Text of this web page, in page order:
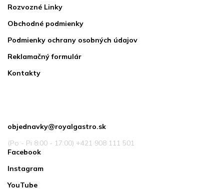
Rozvozné Linky
Obchodné podmienky
Podmienky ochrany osobných údajov
Reklamačný formulár
Kontakty
objednavky@royalgastro.sk
(Po - Pi 8:00 - 17:00) +421 908 111 501
Facebook
Instagram
YouTube